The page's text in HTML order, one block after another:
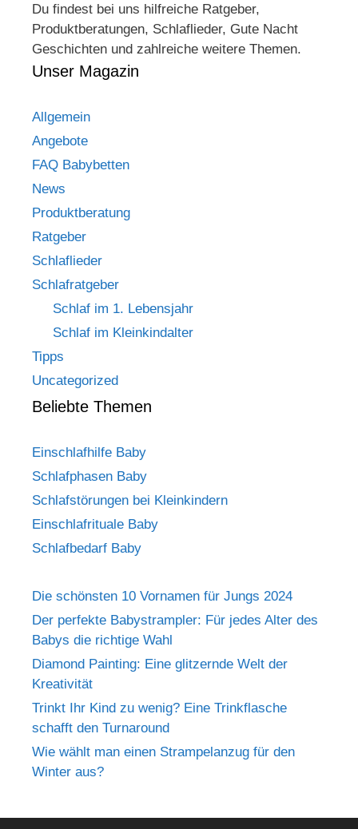
Du findest bei uns hilfreiche Ratgeber,
Produktberatungen, Schlaflieder, Gute Nacht
Geschichten und zahlreiche weitere Themen.
Unser Magazin
Allgemein
Angebote
FAQ Babybetten
News
Produktberatung
Ratgeber
Schlaflieder
Schlafratgeber
Schlaf im 1. Lebensjahr
Schlaf im Kleinkindalter
Tipps
Uncategorized
Beliebte Themen
Einschlafhilfe Baby
Schlafphasen Baby
Schlafstörungen bei Kleinkindern
Einschlafrituale Baby
Schlafbedarf Baby
Die schönsten 10 Vornamen für Jungs 2024
Der perfekte Babystrampler: Für jedes Alter des
Babys die richtige Wahl
Diamond Painting: Eine glitzernde Welt der
Kreativität
Trinkt Ihr Kind zu wenig? Eine Trinkflasche
schafft den Turnaround
Wie wählt man einen Strampelanzug für den
Winter aus?